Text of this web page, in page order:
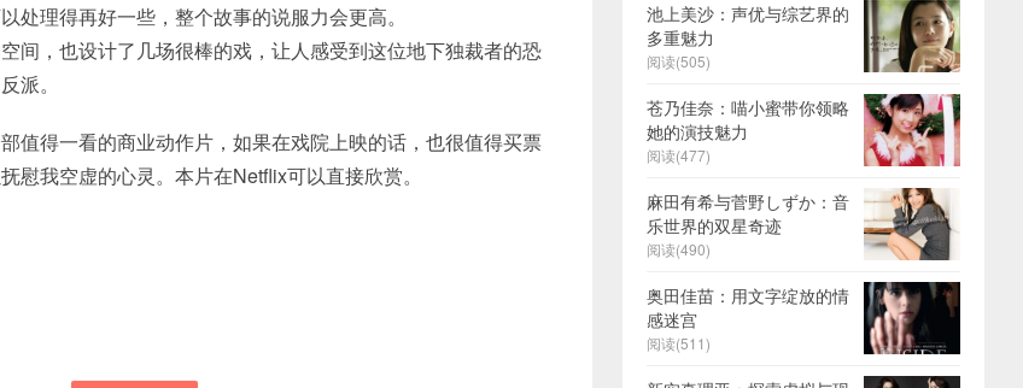
处理得再好一些，整个故事的说服力会更高。
间，也设计了几场很棒的戏，让人感受到这位地下独裁者的恐
派。
值得一看的商业动作片，如果在戏院上映的话，也很值得买票
慰我空虚的心灵。本片在Netflix可以直接欣赏。
池上美沙：声优与综艺界的
多重魅力
阅读(505)
苍乃佳奈：喵小蜜带你领略
她的演技魅力
阅读(477)
麻田有希与菅野しずか：音
乐世界的双星奇迹
阅读(490)
奥田佳苗：用文字绽放的情
感迷宫
阅读(511)